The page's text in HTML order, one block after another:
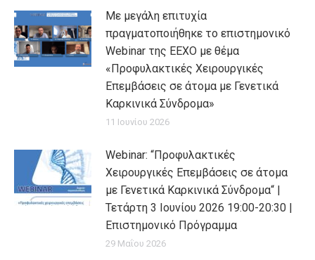
Με μεγάλη επιτυχία
πραγματοποιήθηκε το επιστημονικό
Webinar της ΕΕΧΟ με θέμα
«Προφυλακτικές Χειρουργικές
Επεμβάσεις σε άτομα με Γενετικά
Καρκινικά Σύνδρομα»
11 Ιουνίου 2026
Webinar: “Προφυλακτικές
Χειρουργικές Επεμβάσεις σε άτομα
με Γενετικά Καρκινικά Σύνδρομα“ |
Τετάρτη 3 Ιουνίου 2026 19:00-20:30 |
Επιστημονικό Πρόγραμμα
29 Μαΐου 2026